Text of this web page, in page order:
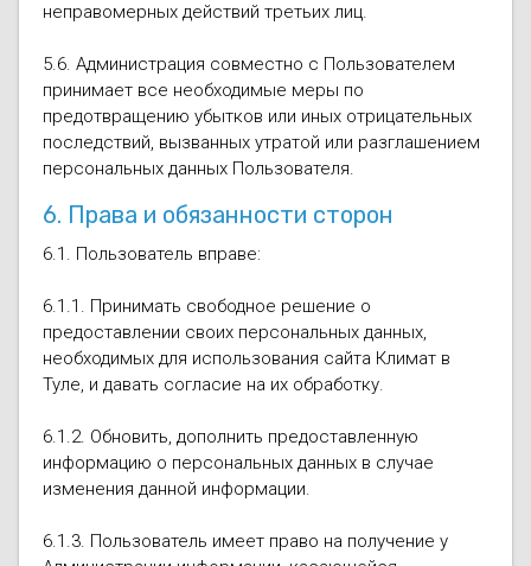
неправомерных действий третьих лиц.
5.6. Администрация совместно с Пользователем
принимает все необходимые меры по
предотвращению убытков или иных отрицательных
последствий, вызванных утратой или разглашением
персональных данных Пользователя.
6. Права и обязанности сторон
6.1. Пользователь вправе:
6.1.1. Принимать свободное решение о
предоставлении своих персональных данных,
необходимых для использования сайта Климат в
Туле, и давать согласие на их обработку.
6.1.2. Обновить, дополнить предоставленную
информацию о персональных данных в случае
изменения данной информации.
6.1.3. Пользователь имеет право на получение у